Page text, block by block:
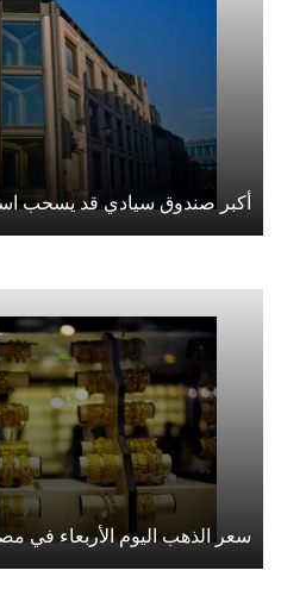
أكبر صندوق سيادي قد يسحب
سعر الذهب اليوم الأربعاء في